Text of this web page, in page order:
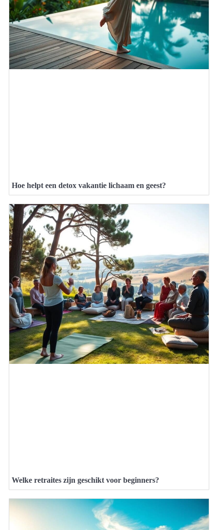
Hoe helpt een detox vakantie lichaam en geest?
Welke retraites zijn geschikt voor beginners?